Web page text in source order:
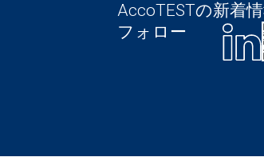
AccoTESTの新着
フォロー